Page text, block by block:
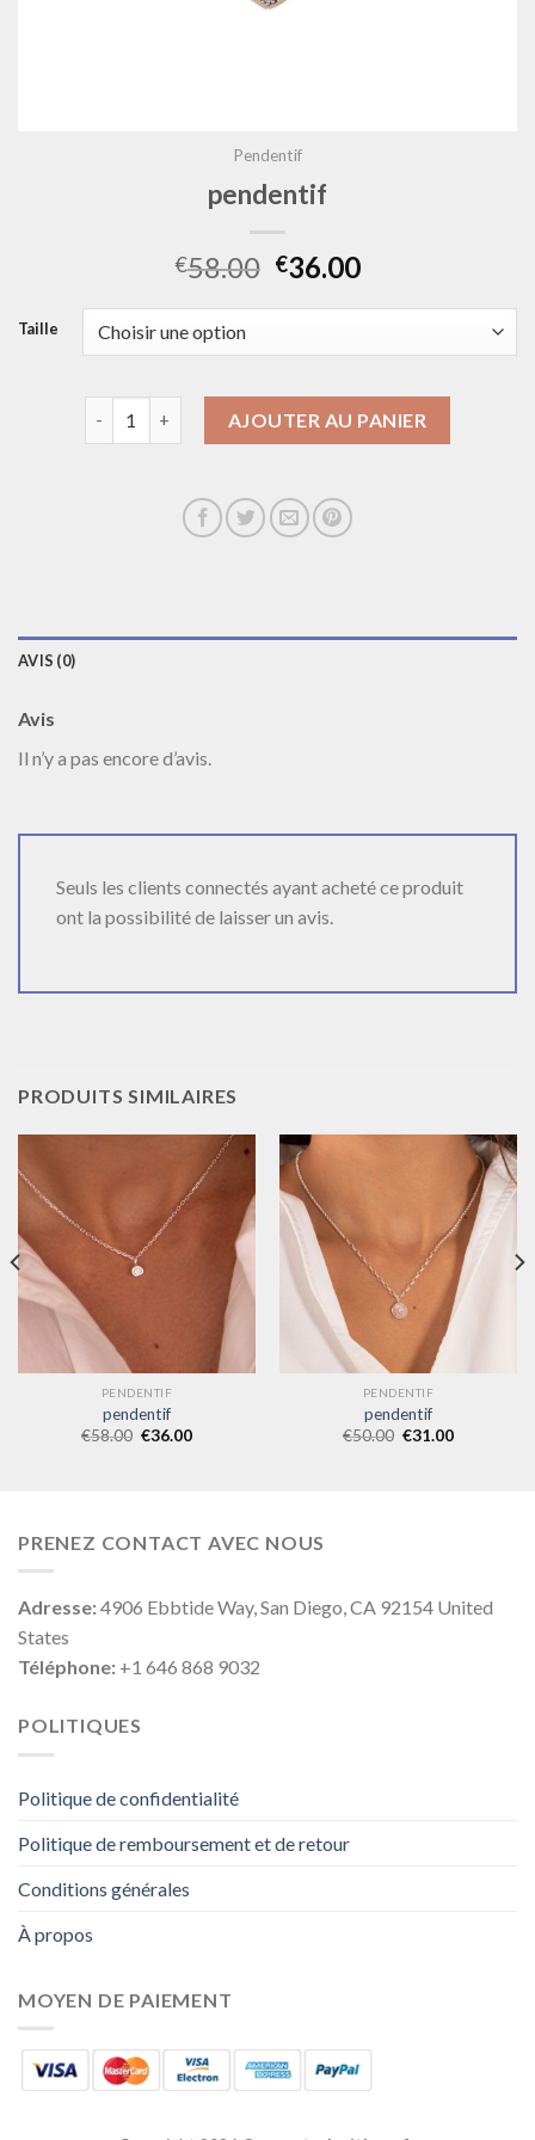
Pendentif
pendentif
€58.00 €36.00
Taille
AJOUTER AU PANIER
AVIS (0)
Avis
Il n’y a pas encore d’avis.
Seuls les clients connectés ayant acheté ce produit
ont la possibilité de laisser un avis.
PRODUITS SIMILAIRES
PENDENTIF
pendentif
€58.00 €36.00
PENDENTIF
pendentif
€50.00 €31.00
PRENEZ CONTACT AVEC NOUS
Adresse:4906 Ebbtide Way, San Diego, CA 92154 United
States
Téléphone: +1 646 868 9032
POLITIQUES
Politique de confidentialité
Politique de remboursement et de retour
Conditions générales
À propos
MOYEN DE PAIEMENT